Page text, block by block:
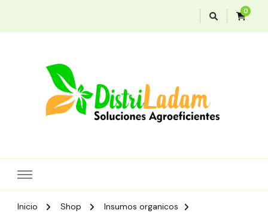
0
Inicio Shop
Insumos organicos